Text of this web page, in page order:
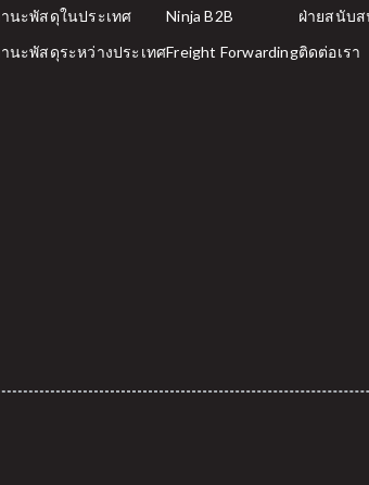
นะพัสดุในประเทศ
นะพัสดุระหว่างประเทศ
Ninja B2B
Freight Forwarding
ฝ่ายสนับ
ติดต่อเรา